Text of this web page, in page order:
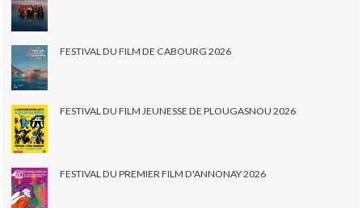
FESTIVAL DU FILM DE CABOURG 2026
FESTIVAL DU FILM JEUNESSE DE PLOUGASNOU 2026
FESTIVAL DU PREMIER FILM D'ANNONAY 2026